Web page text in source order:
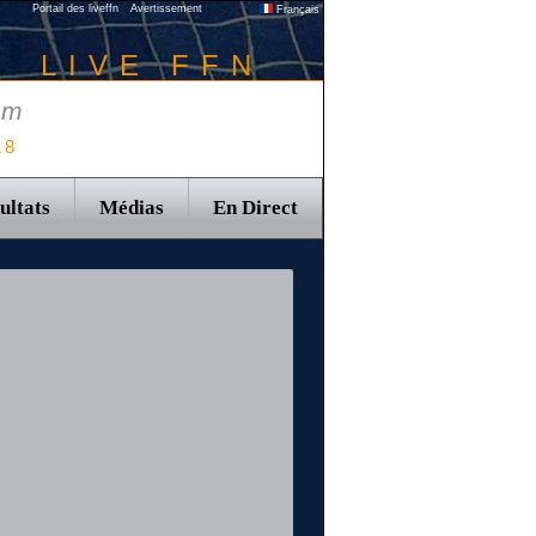
Portail des liveffn Avertissement Français
LIVE FFN
Médias En Direct